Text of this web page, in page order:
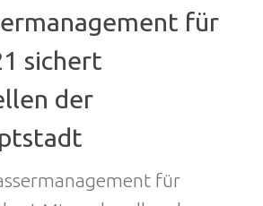
für
sichert
der
für